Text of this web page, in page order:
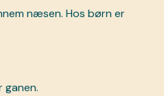
næsen. Hos børn er